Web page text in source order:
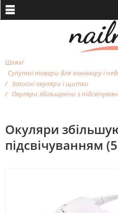
Шлях
Супутні товари для манікюру і
Захисні окуляри і щитки
Окуляри збільшуючи з
Окуляри
підсвічуванням